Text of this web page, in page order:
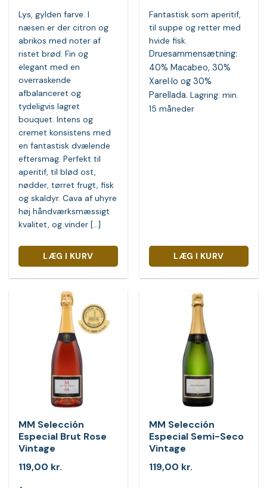
Lys, gylden farve. I
næsen er der citron og
abrikos med noter af
ristet brød. Fin og
elegant med en
overraskende
afbalanceret og
tydeligvis lagret
bouquet. Intens og
cremet konsistens med
en fantastisk dvælende
eftersmag. Perfekt til
aperitif, til blød ost,
nødder, tørret frugt, fisk
og skaldyr. Cava af uhyre
høj håndværksmæssigt
kvalitet, og vinder [...]
LÆG I KURV
Fantastisk som aperitif,
til suppe og retter med
hvide fisk.
Druesammensætning:
40% Macabeo, 30%
Xarel·lo og 30%
Parellada.Lagring: min.
15 måneder
LÆG I KURV
MM Selección
Especial Brut Rose
Vintage
119,00 kr.
MM Selección
Especial Semi-Seco
Vintage
119,00 kr.